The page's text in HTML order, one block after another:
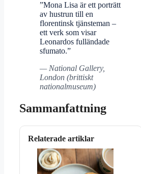
”Mona Lisa är ett porträtt
av hustrun till en
florentinsk tjänsteman –
ett verk som visar
Leonardos fulländade
sfumato.”
— National Gallery,
London (brittiskt
nationalmuseum)
Sammanfattning
Relaterade artiklar